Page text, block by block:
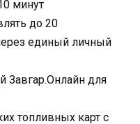
минут
до 20
единый личный
Завгар.Онлайн для
топливных карт с